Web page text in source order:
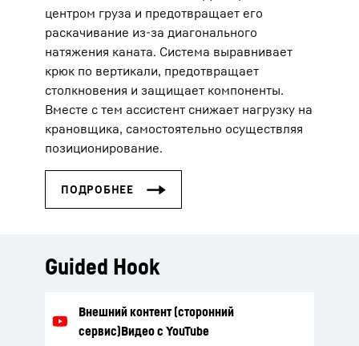
центром груза и предотвращает его
раскачивание из-за диагонального
натяжения каната. Система выравнивает
крюк по вертикали, предотвращает
столкновения и защищает компоненты.
Вместе с тем ассистент снижает нагрузку на
крановщика, самостоятельно осуществляя
позиционирование.
Guided Hook